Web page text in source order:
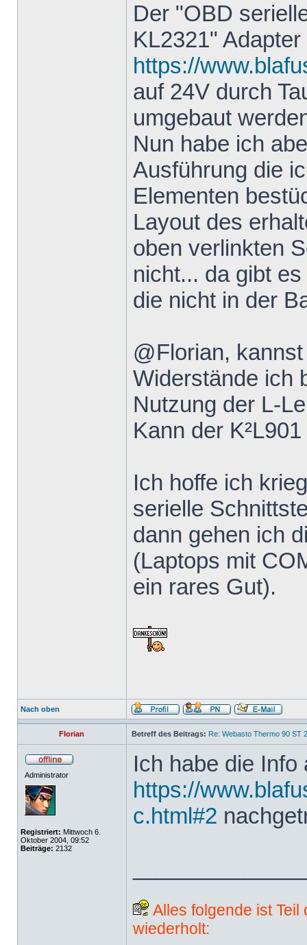
Der "OBD
KL2321"
https://
auf 24V durch
umgebaut
Nun habe ich
Ausführung die
Elementen
Layout des
oben verlinkten
nicht... da gibt
die nicht in der
@Florian,
Widerstände ich
Nutzung der L-
Kann der
Ich hoffe ich
serielle
dann gehen ich
(Laptops mit
ein rares Gut).
Nach oben
Florian Betreff des Beitrags: Re: Webasto Thermo 90 ST
Administrator
Registriert: Mittwoch 6.
Oktober 2004, 09:52
Beiträge: 2132
Ich habe die Info
https://
c.html#2
Alles folgende ist
wiederholt: